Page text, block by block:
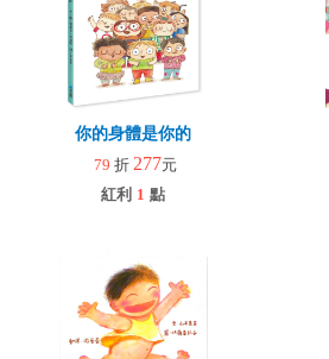
你的身體是你的
79 折 277元
紅利 1 點